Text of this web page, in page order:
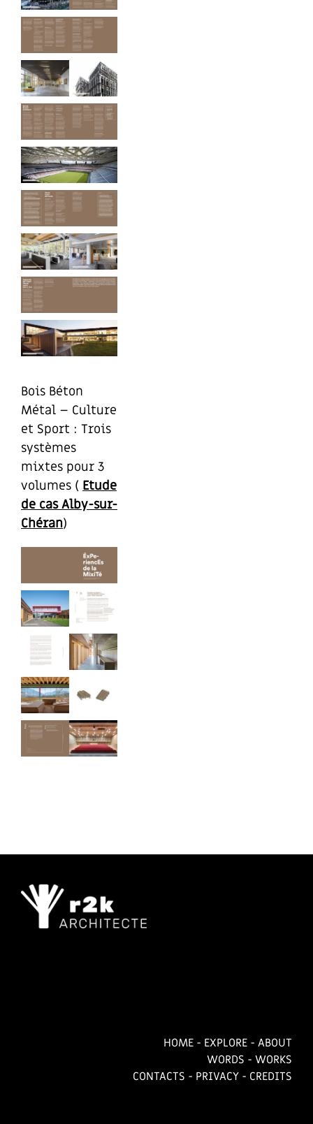
Bois Béton
Métal – Culture
et Sport : Trois
systèmes
mixtes pour 3
volumes ( Etude
de cas Alby-sur-
Chéran)
HOME - EXPLORE - ABOUT
WORDS - WORKS
CONTACTS - PRIVACY - CREDITS